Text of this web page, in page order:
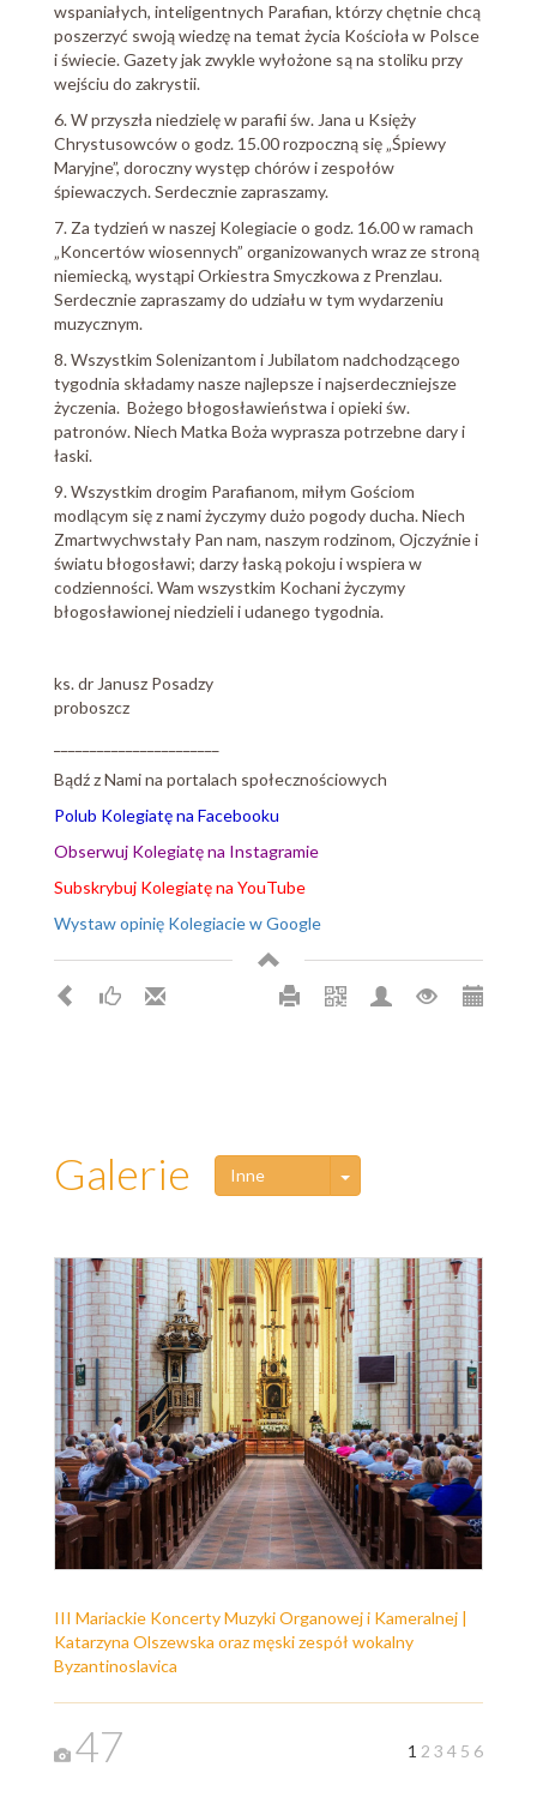
wspaniałych, inteligentnych Parafian, którzy chętnie chcą
poszerzyć swoją wiedzę na temat życia Kościoła w Polsce
i świecie. Gazety jak zwykle wyłożone są na stoliku przy
wejściu do zakrystii.
6. W przyszła niedzielę w parafii św. Jana u Księży
Chrystusowców o godz. 15.00 rozpoczną się „Śpiewy
Maryjne”, doroczny występ chórów i zespołów
śpiewaczych. Serdecznie zapraszamy.
7. Za tydzień w naszej Kolegiacie o godz. 16.00 w ramach
„Koncertów wiosennych” organizowanych wraz ze stroną
niemiecką, wystąpi Orkiestra Smyczkowa z Prenzlau.
Serdecznie zapraszamy do udziału w tym wydarzeniu
muzycznym.
8. Wszystkim Solenizantom i Jubilatom nadchodzącego
tygodnia składamy nasze najlepsze i najserdeczniejsze
życzenia. Bożego błogosławieństwa i opieki św.
patronów. Niech Matka Boża wyprasza potrzebne dary i
łaski.
9. Wszystkim drogim Parafianom, miłym Gościom
modlącym się z nami życzymy dużo pogody ducha. Niech
Zmartwychwstały Pan nam, naszym rodzinom, Ojczyźnie i
światu błogosławi; darzy łaską pokoju i wspiera w
codzienności. Wam wszystkim Kochani życzymy
błogosławionej niedzieli i udanego tygodnia.
ks. dr Janusz Posadzy
proboszcz
Bądź z Nami na portalach społecznościowych
Polub Kolegiatę na Facebooku
Obserwuj Kolegiatę na Instagramie
Subskrybuj Kolegiatę na YouTube
Wystaw opinię Kolegiacie w Google
Galerie Inne Toggle Dropdown
III Mariackie Koncerty Muzyki Organowej i Kameralnej |
Katarzyna Olszewska oraz męski zespół wokalny
Byzantinoslavica
47 1 2 3 4 5 6